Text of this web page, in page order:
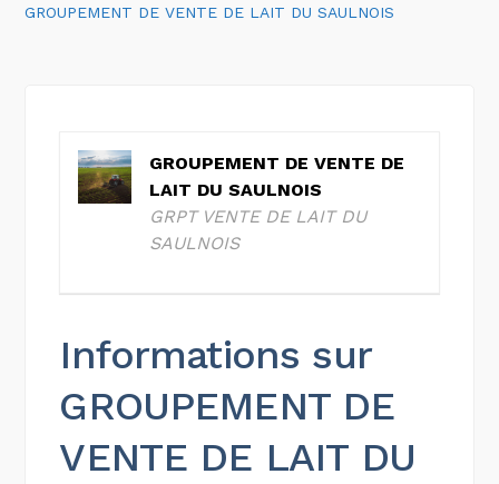
GROUPEMENT DE VENTE DE LAIT DU SAULNOIS
GROUPEMENT DE VENTE DE
LAIT DU SAULNOIS
GRPT VENTE DE LAIT DU
SAULNOIS
Informations sur
GROUPEMENT DE
VENTE DE LAIT DU